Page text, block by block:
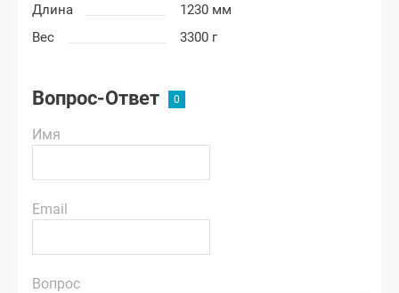
Длина
1230 мм
Вес
3300 г
Вопрос-Ответ
Имя
Email
Вопрос